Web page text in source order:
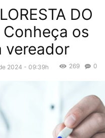
DO
Conheça os
vereador
2024 - 09:39h 0
269